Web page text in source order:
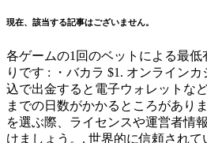
現在、該当する記事はございません。
各ゲームの1回のベットによる最低
りです : ・バカラ $1. オンライン
込で出金すると電子ウォレットな
までの日数がかかるところがあり
を選ぶ際、ライセンスや運営者情
けましょう。. 世界的に信頼され